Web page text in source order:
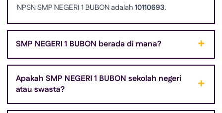
NPSN SMP NEGERI 1 BUBON adalah10110693.
SMP NEGERI 1 BUBON berada di mana?
Apakah SMP NEGERI 1 BUBON sekolah negeri
atau swasta?